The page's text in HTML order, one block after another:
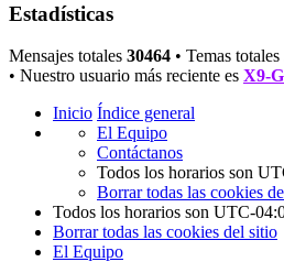
Estadísticas
Mensajes totales 30464 • Temas totales
• Nuestro usuario más reciente es X9-
Inicio Índice general
El Equipo
Contáctanos
Todos los horarios son
Borrar todas las cookies
Todos los horarios son UTC-
Borrar todas las cookies del sitio
El Equipo